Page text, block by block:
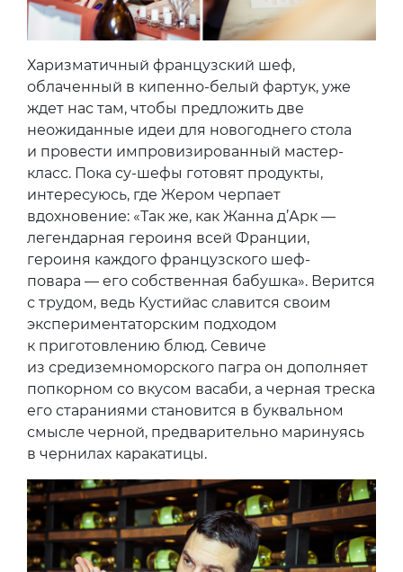
Харизматичный французский шеф,
облаченный в кипенно-белый фартук, уже
ждет нас там, чтобы предложить две
неожиданные идеи для новогоднего стола
и провести импровизированный мастер-
класс. Пока су-шефы готовят продукты,
интересуюсь, где Жером черпает
вдохновение: «Так же, как Жанна д’Арк —
легендарная героиня всей Франции,
героиня каждого французского шеф-
повара — его собственная бабушка». Верится
с трудом, ведь Кустийас славится своим
экспериментаторским подходом
к приготовлению блюд. Севиче
из средиземноморского пагра он дополняет
попкорном со вкусом васаби, а черная треска
его стараниями становится в буквальном
смысле черной, предварительно маринуясь
в чернилах каракатицы.